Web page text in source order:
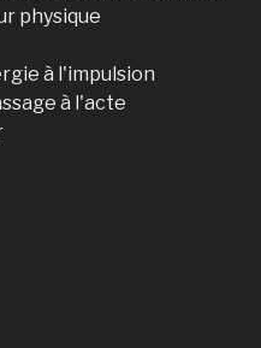
physique
à l'impulsion
à l'acte